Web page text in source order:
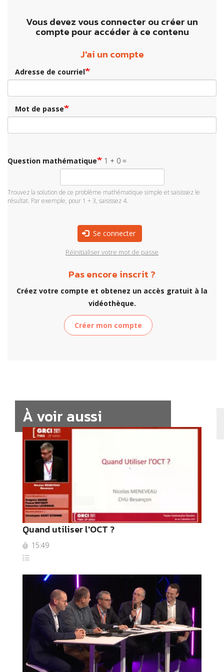
Vous devez vous connecter ou créer un
compte pour accéder à ce contenu
J'ai un compte
Adresse de courriel
Mot de passe
Question mathématique 1 + 0 =
Trouvez la solution de ce problème mathématique simple et saisissez le
résultat. Par exemple, pour 1 + 3, saisissez 4.
Se connecter
Réinitialiser votre mot de passe
Pas encore inscrit ?
Créez votre compte et obtenez un accès gratuit à la
vidéothèque.
Créer mon compte
À voir aussi
Quand utiliser l'OCT ?
15:49